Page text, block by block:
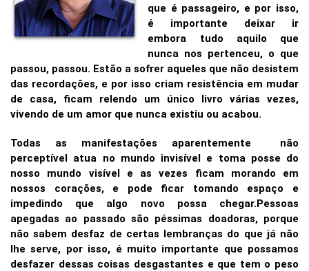
que é passageiro, e por isso,
é importante deixar ir
embora tudo aquilo que
nunca nos pertenceu, o que
passou, passou. Estão a sofrer aqueles que não desistem
das recordações, e por isso criam resistência em mudar
de casa, ficam relendo um único livro várias vezes,
vivendo de um amor que nunca existiu ou acabou.
Todas as manifestações aparentemente não
perceptível atua no mundo invisível e toma posse do
nosso mundo visível e as vezes ficam morando em
nossos corações, e pode ficar tomando espaço e
impedindo que algo novo possa chegar.Pessoas
apegadas ao passado são péssimas doadoras, porque
não sabem desfaz de certas lembranças do que já não
lhe serve, por isso, é muito importante que possamos
desfazer dessas coisas desgastantes e que tem o peso